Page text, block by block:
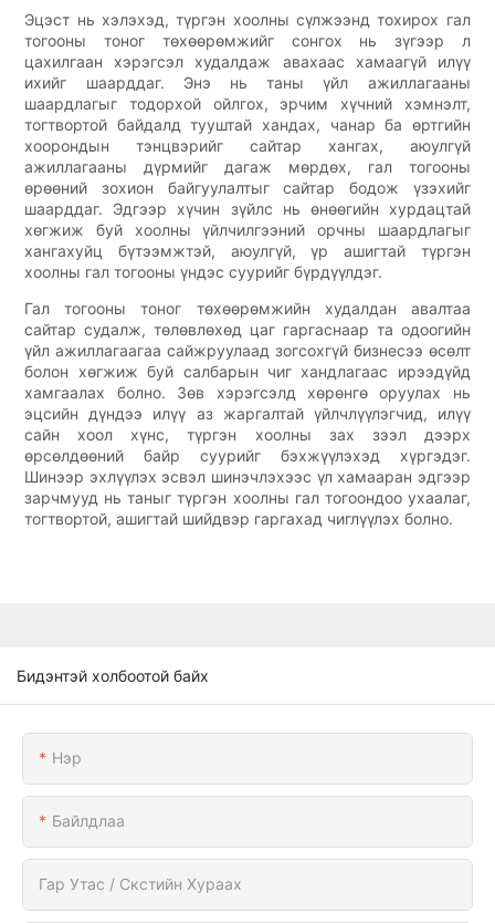
Эцэст нь хэлэхэд, түргэн хоолны сүлжээнд тохирох гал
тогооны тоног төхөөрөмжийг сонгох нь зүгээр л
цахилгаан хэрэгсэл худалдаж авахаас хамаагүй илүү
ихийг шаарддаг. Энэ нь таны үйл ажиллагааны
шаардлагыг тодорхой ойлгох, эрчим хүчний хэмнэлт,
тогтвортой байдалд тууштай хандах, чанар ба өртгийн
хоорондын тэнцвэрийг сайтар хангах, аюулгүй
ажиллагааны дүрмийг дагаж мөрдөх, гал тогооны
өрөөний зохион байгуулалтыг сайтар бодож үзэхийг
шаарддаг. Эдгээр хүчин зүйлс нь өнөөгийн хурдацтай
хөгжиж буй хоолны үйлчилгээний орчны шаардлагыг
хангахуйц бүтээмжтэй, аюулгүй, үр ашигтай түргэн
хоолны гал тогооны үндэс суурийг бүрдүүлдэг.
Гал тогооны тоног төхөөрөмжийн худалдан авалтаа
сайтар судалж, төлөвлөхөд цаг гаргаснаар та одоогийн
үйл ажиллагаагаа сайжруулаад зогсохгүй бизнесээ өсөлт
болон хөгжиж буй салбарын чиг хандлагаас ирээдүйд
хамгаалах болно. Зөв хэрэгсэлд хөрөнгө оруулах нь
эцсийн дүндээ илүү аз жаргалтай үйлчлүүлэгчид, илүү
сайн хоол хүнс, түргэн хоолны зах зээл дээрх
өрсөлдөөний байр суурийг бэхжүүлэхэд хүргэдэг.
Шинээр эхлүүлэх эсвэл шинэчлэхээс үл хамааран эдгээр
зарчмууд нь таныг түргэн хоолны гал тогоондоо ухаалаг,
тогтвортой, ашигтай шийдвэр гаргахад чиглүүлэх болно.
Бидэнтэй холбоотой байх
Нэр
Байлдлаа
Гар Утас / Скстийн Хураах